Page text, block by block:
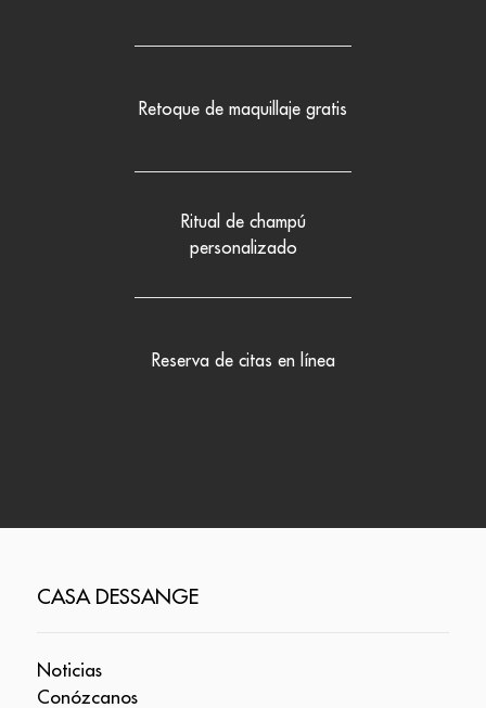
Retoque de maquillaje gratis
Ritual de champú
personalizado
Reserva de citas en línea
CASA DESSANGE
Noticias
Conózcanos